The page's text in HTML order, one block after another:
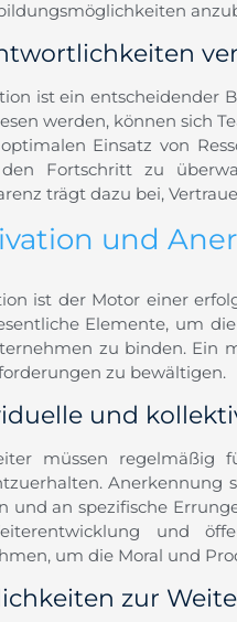
ist ein entscheidender
werden, können sich
Einsatz von
Fortschritt zu
trägt dazu bei,
und
ist der Motor einer
Elemente, um
zu binden. Ein
zu bewältigen.
und
müssen regelmäßig
Anerkennung
und an spezifische
und
um die Moral und
zur